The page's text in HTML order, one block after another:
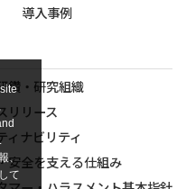
、
て
導入事例
鑽・研究組織
リリース
ィナビリティ
安全を支える仕組み